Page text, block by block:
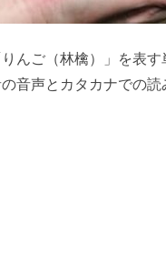
んご（林檎）」を表
音声とカタカナでの読